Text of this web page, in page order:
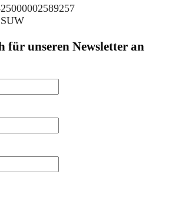
für unseren Newsletter an